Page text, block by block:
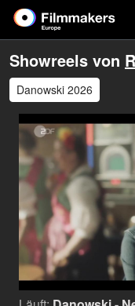
Showreels von
Danowski 2026